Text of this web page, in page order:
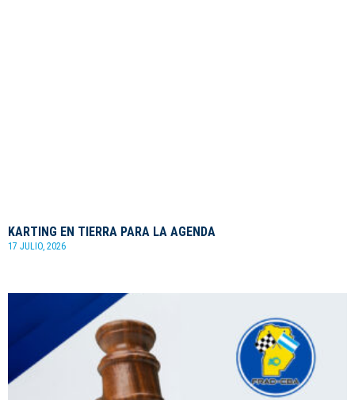
KARTING EN TIERRA PARA LA AGENDA
17 JULIO, 2026